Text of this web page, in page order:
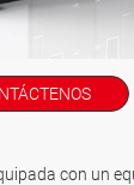
con un